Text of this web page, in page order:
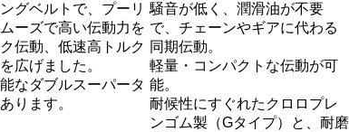
グベルトで、プーリ
ーズで高い伝動力を
伝動、低速高トルク
広げました。
なダブルスーパータ
ります。
騒音が低く、潤滑油が不要
で、チェーンやギアに代わる
同期伝動。
軽量・コンパクトな伝動が可
能。
耐候性にすぐれたクロロプレ
ンゴム製（Gタイプ）と、耐磨